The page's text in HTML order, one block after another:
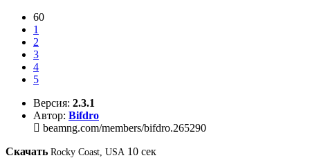
60
1
2
3
4
5
Версия: 2.3.1
Автор: Bifdro
beamng.com/members/bifdro.265290
Скачать Rocky Coast, USA 10 сек